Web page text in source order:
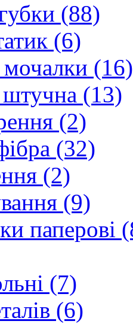
(88)
(6)
(16)
(13)
(2)
(32)
(2)
(9)
паперові
(7)
(6)